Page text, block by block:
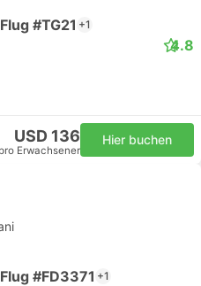
#TG21 +1
4.8
USD 136
pro Erwachsener
Hier buchen
#FD3371 +1